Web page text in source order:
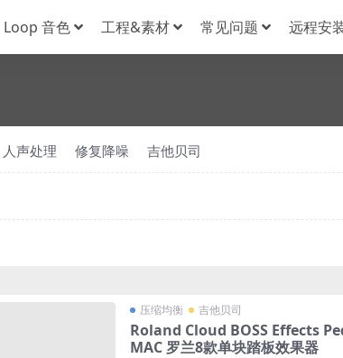
Loop 音色 工程&素材 常见问题 远程安
人声处理 修复降噪 吉他贝司
压缩均衡 吉他贝司
Roland Cloud BOSS Effects
MAC 罗兰8款单块踏板效果器